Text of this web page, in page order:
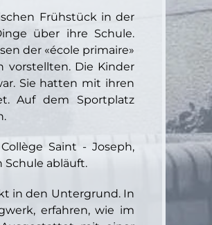
Frühstück in der
über ihre Schule.
der «école primaire»
vorstellten. Die Kinder
Sie hatten mit ihren
Auf dem Sportplatz
Saint - Joseph,
abläuft.
in den Untergrund. In
erfahren, wie im